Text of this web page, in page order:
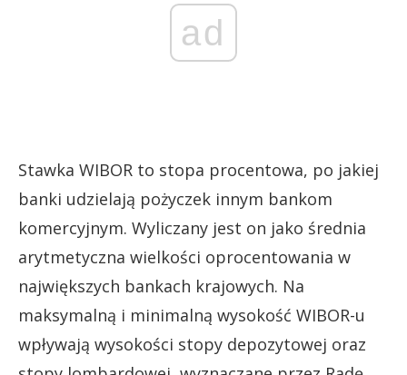
ad
Stawka WIBOR to stopa procentowa, po jakiej
banki udzielają pożyczek innym bankom
komercyjnym. Wyliczany jest on jako średnia
arytmetyczna wielkości oprocentowania w
największych bankach krajowych. Na
maksymalną i minimalną wysokość WIBOR-u
wpływają wysokości stopy depozytowej oraz